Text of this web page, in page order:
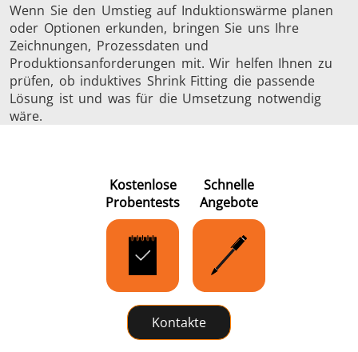
Wenn Sie den Umstieg auf Induktionswärme planen
oder Optionen erkunden, bringen Sie uns Ihre
Zeichnungen, Prozessdaten und
Produktionsanforderungen mit. Wir helfen Ihnen zu
prüfen, ob induktives Shrink Fitting die passende
Lösung ist und was für die Umsetzung notwendig
wäre.
Kostenlose
Probentests
Schnelle
Angebote
Kontakte